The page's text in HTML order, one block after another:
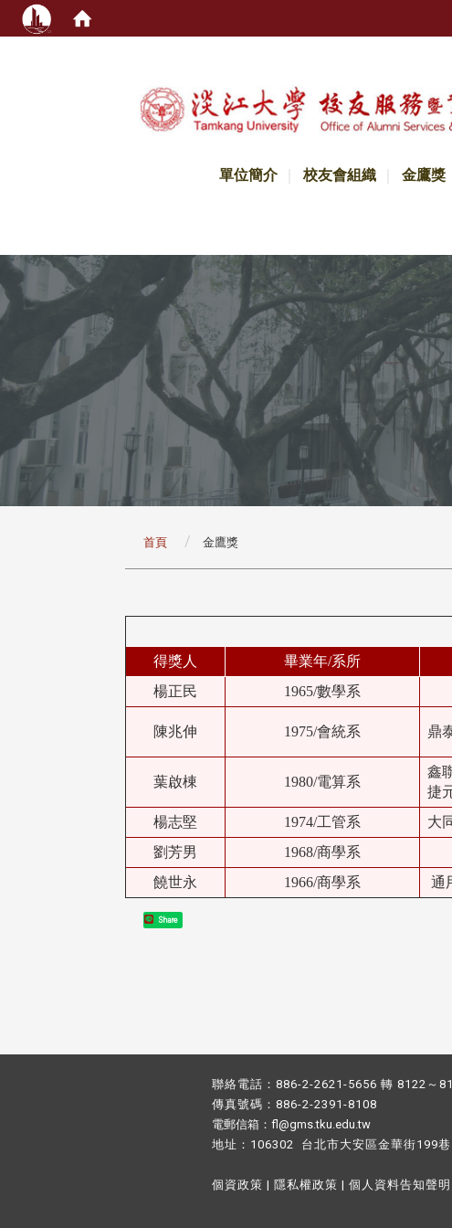
單位簡介 校友會組織 金鷹獎
首頁 金鷹獎
得獎人
畢業年/系所
楊正民
1965/數學系
陳兆伸 1975/會統系 鼎
葉啟棟 1980/電算系
鑫
捷
楊志堅 1974/工管系 大
劉芳男
1968/商學系
饒世永
1966/商學系 通
Share
聯絡電話：886-2-2621-5656 轉 8122～
傳真號碼：886-2-2391-8108
電郵信箱：fl@gms.tku.edu.tw
地址：106302 台北市大安區金華街199
個資政策 | 隱私權政策 | 個人資料告知聲明